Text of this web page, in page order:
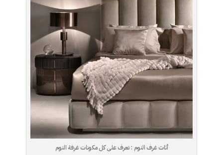
أثاث غرف النوم : تعرف على كل مكونات غرفة النوم